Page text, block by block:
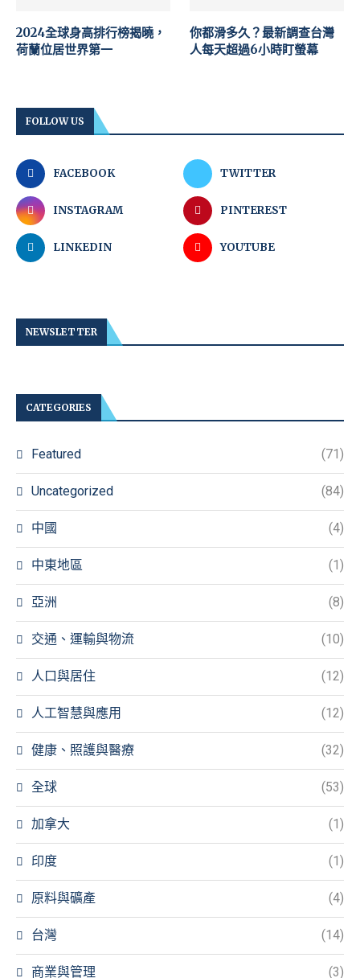
2024全球身高排行榜揭曉，
荷蘭位居世界第一
你都滑多久？最新調查台灣
人每天超過6小時盯螢幕
FOLLOW US
FACEBOOK TWITTER
INSTAGRAM PINTEREST
LINKEDIN YOUTUBE
NEWSLETTER
CATEGORIES
Featured (71)
Uncategorized (84)
中國 (4)
中東地區 (1)
亞洲 (8)
交通、運輸與物流 (10)
人口與居住 (12)
人工智慧與應用 (12)
健康、照護與醫療 (32)
全球 (53)
加拿大 (1)
印度 (1)
原料與礦產 (4)
台灣 (14)
商業與管理 (3)